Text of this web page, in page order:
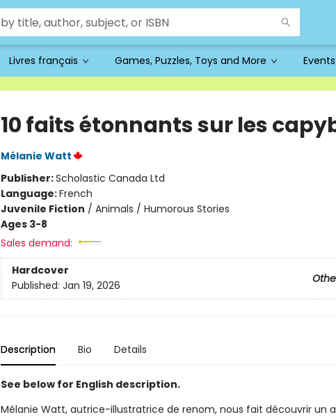
Livres français Games, Puzzles, Toys and More Events
10 faits étonnants sur les
Mélanie Watt
Publisher:Scholastic Canada Ltd
Language:French
Juvenile Fiction / Animals / Humorous Stories
Ages 3-8
Sales demand:
Hardcover
Published: Jan 19, 2026
Description Bio Details
See below for English description.
Mélanie Watt, autrice-illustratrice de renom, nous fait découvrir un